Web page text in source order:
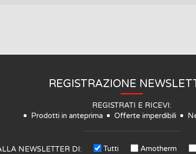
REGISTRAZIONE
REGISTRATI E RICEVI:
Prodotti in anteprima
Offerte imperdibili
NEWSLETTER DI: Tutti Amotherm